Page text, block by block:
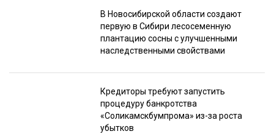
В Новосибирской области создают
первую в Сибири лесосеменную
плантацию сосны с улучшенными
наследственными свойствами
Кредиторы требуют запустить
процедуру банкротства
«Соликамскбумпрома» из-за роста
убытков